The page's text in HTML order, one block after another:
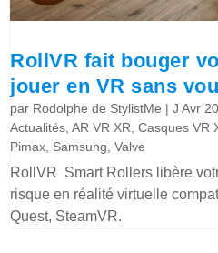
RollVR fait bouger
jouer en VR sans
par Rodolphe de StylistMe |J Avr
Actualités,AR VR XR,Casques VR
Pimax, Samsung,Valve
RollVR Smart Rollers libère
risque en réalité virtuelle
Quest, SteamVR.